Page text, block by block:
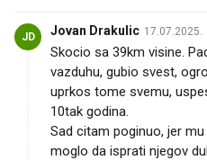
JD Jovan Drakulic 17.07.2025.
Skocio sa 39km visine.
vazduhu, gubio svest,
uprkos tome svemu,
10tak godina.
Sad citam poginuo, jer
moglo da isprati njegov